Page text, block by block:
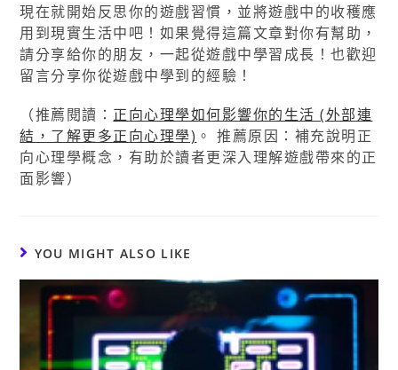
現在就開始反思你的遊戲習慣，並將遊戲中的收穫應
用到現實生活中吧！如果覺得這篇文章對你有幫助，
請分享給你的朋友，一起從遊戲中學習成長！也歡迎
留言分享你從遊戲中學到的經驗！
（推薦閱讀： 正向心理學如何影響你的生活 (外部連
結，了解更多正向心理學) 。 推薦原因：補充說明正
向心理學概念，有助於讀者更深入理解遊戲帶來的正
面影響）
YOU MIGHT ALSO LIKE